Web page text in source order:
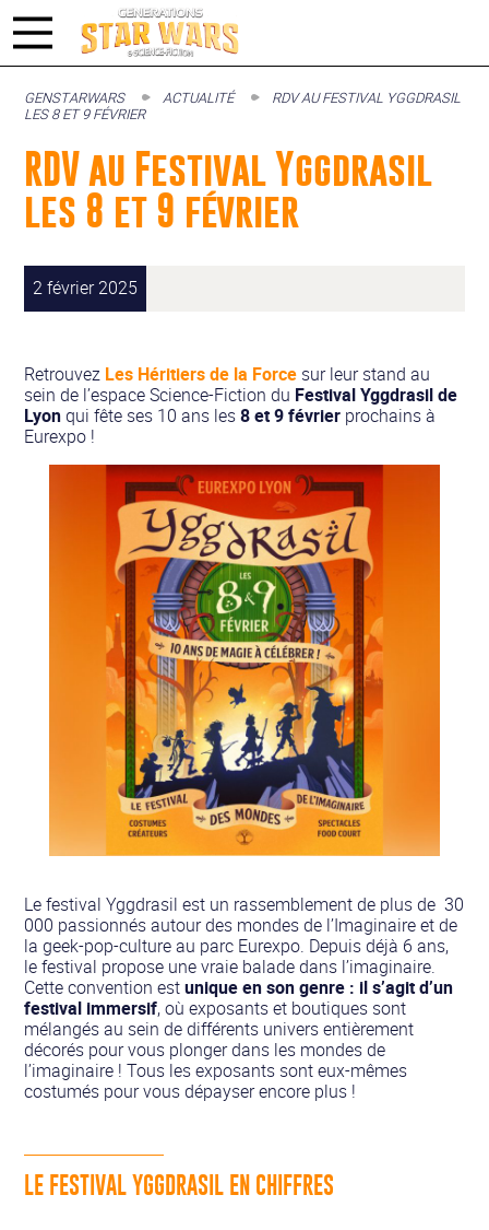
GENSTARWARS ACTUALITÉ
RDV AU FESTIVAL YGGDRASIL
LES 8 ET 9 FÉVRIER
RDV au Festival Yggdrasil
les 8 et 9 février
2 février 2025
Retrouvez Les Héritiers de la Force sur leur stand au
sein de l’espace Science-Fiction du Festival Yggdrasil de
Lyonqui fête ses 10 ans les8 et 9 février prochains à
Eurexpo !
Le festival Yggdrasil est un rassemblement de plus de 30
000 passionnés autour des mondes de l’Imaginaire et de
la geek-pop-culture au parc Eurexpo. Depuis déjà 6 ans,
le festival propose une vraie balade dans l’imaginaire.
Cette convention estunique en son genre : il s’agit d’un
festival immersif, où exposants et boutiques sont
mélangés au sein de différents univers entièrement
décorés pour vous plonger dans les mondes de
l’imaginaire ! Tous les exposants sont eux-mêmes
costumés pour vous dépayser encore plus !
LE FESTIVAL YGGDRASIL EN CHIFFRES